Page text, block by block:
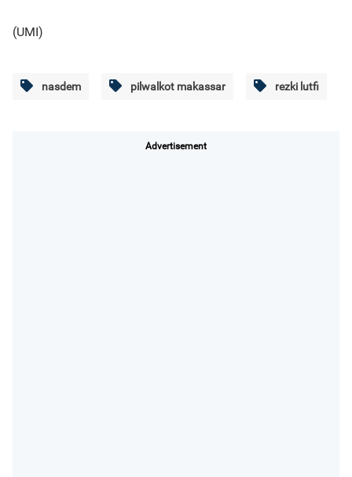
(UMI)
nasdem pilwalkot makassar rezki lutfi
Advertisement